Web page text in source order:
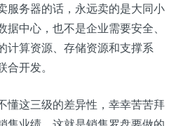
服务器的话，永远卖的是大同小
中心，也不是企业需要安全、
计算资源、存储资源和支撑系
开发。
懂这三级的差异性，幸幸苦苦拜